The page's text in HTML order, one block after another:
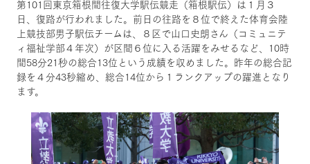
第101回東京箱根間往復大学駅伝競走（箱根駅伝）は１月３
日、復路が行われました。前日の往路を８位で終えた体育会陸
上競技部男子駅伝チームは、８区で山口史朗さん（コミュニテ
ィ福祉学部４年次）が区間６位に入る活躍をみせるなど、10時
間58分21秒の総合13位という成績を収めました。昨年の総合記
録を４分43秒縮め、総合14位から１ランクアップの躍進となり
ます。